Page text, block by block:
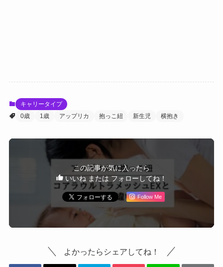
キャリータイプ
0歳
1歳 アップリカ 抱っこ紐 新生児 横抱き
この記事が気に入ったら
いいね または フォローしてね！
Follow Me
よかったらシェアしてね！